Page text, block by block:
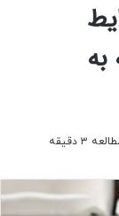
۳ دقیقه